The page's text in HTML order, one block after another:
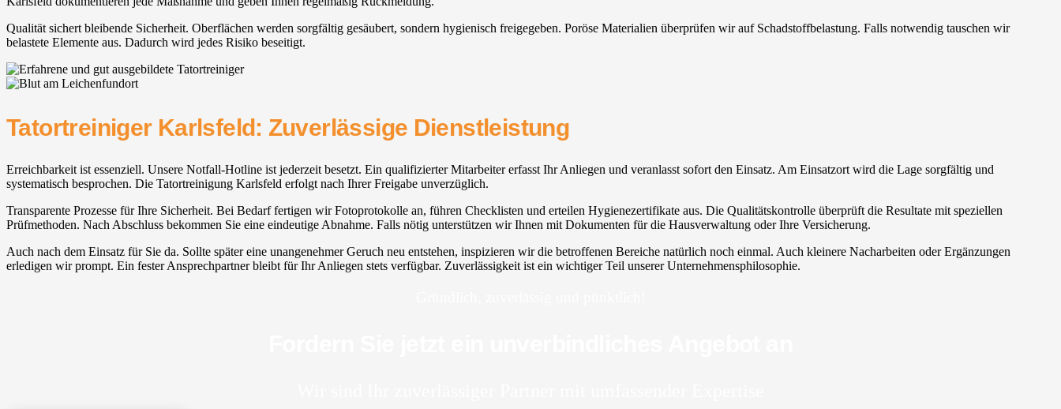
Qualität sichert bleibende Sicherheit. Oberflächen werden sorgfältig gesäubert, sondern hygienisch freigegeben. Poröse Materialien überprüfen wir auf Schadstoffbelastung. Falls notwendig tauschen wir
belastete Elemente aus. Dadurch wird jedes Risiko beseitigt.
Tatortreiniger Karlsfeld⁠: Zuverlässige Dienstleistung
Erreichbarkeit ist essenziell. Unsere Notfall-Hotline ist jederzeit besetzt. Ein qualifizierter Mitarbeiter erfasst Ihr Anliegen und veranlasst sofort den Einsatz. Am Einsatzort wird die Lage sorgfältig und
systematisch besprochen. Die Tatortreinigung Karlsfeld⁠ erfolgt nach Ihrer Freigabe unverzüglich.
Transparente Prozesse für Ihre Sicherheit. Bei Bedarf fertigen wir Fotoprotokolle an, führen Checklisten und erteilen Hygienezertifikate aus. Die Qualitätskontrolle überprüft die Resultate mit speziellen
Prüfmethoden. Nach Abschluss bekommen Sie eine eindeutige Abnahme. Falls nötig unterstützen wir Ihnen mit Dokumenten für die Hausverwaltung oder Ihre Versicherung.
Auch nach dem Einsatz für Sie da. Sollte später eine unangenehmer Geruch neu entstehen, inspizieren wir die betroffenen Bereiche natürlich noch einmal. Auch kleinere Nacharbeiten oder Ergänzungen
erledigen wir prompt. Ein fester Ansprechpartner bleibt für Ihr Anliegen stets verfügbar. Zuverlässigkeit ist ein wichtiger Teil unserer Unternehmensphilosophie.